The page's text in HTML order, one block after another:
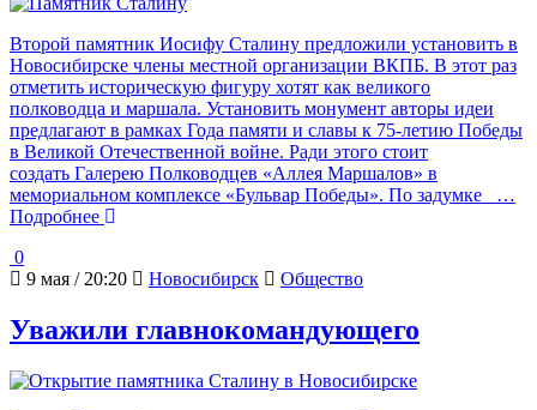
Второй памятник Иосифу Сталину предложили установить в
Новосибирске члены местной организации ВКПБ. В этот раз
отметить историческую фигуру хотят как великого
полководца и маршала. Установить монумент авторы идеи
предлагают в рамках Года памяти и славы к 75-летию Победы
в Великой Отечественной войне. Ради этого стоит
создать Галерею Полководцев «Аллея Маршалов» в
мемориальном комплексе «Бульвар Победы». По задумке
…
Подробнее
0
9 мая / 20:20
Новосибирск Общество
Уважили главнокомандующего